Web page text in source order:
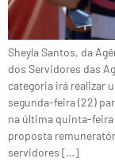
Sheyla Santos, da
dos Servidores das
categoria irá realizar
segunda-feira (22)
na última quinta-feira
proposta
servidores […]